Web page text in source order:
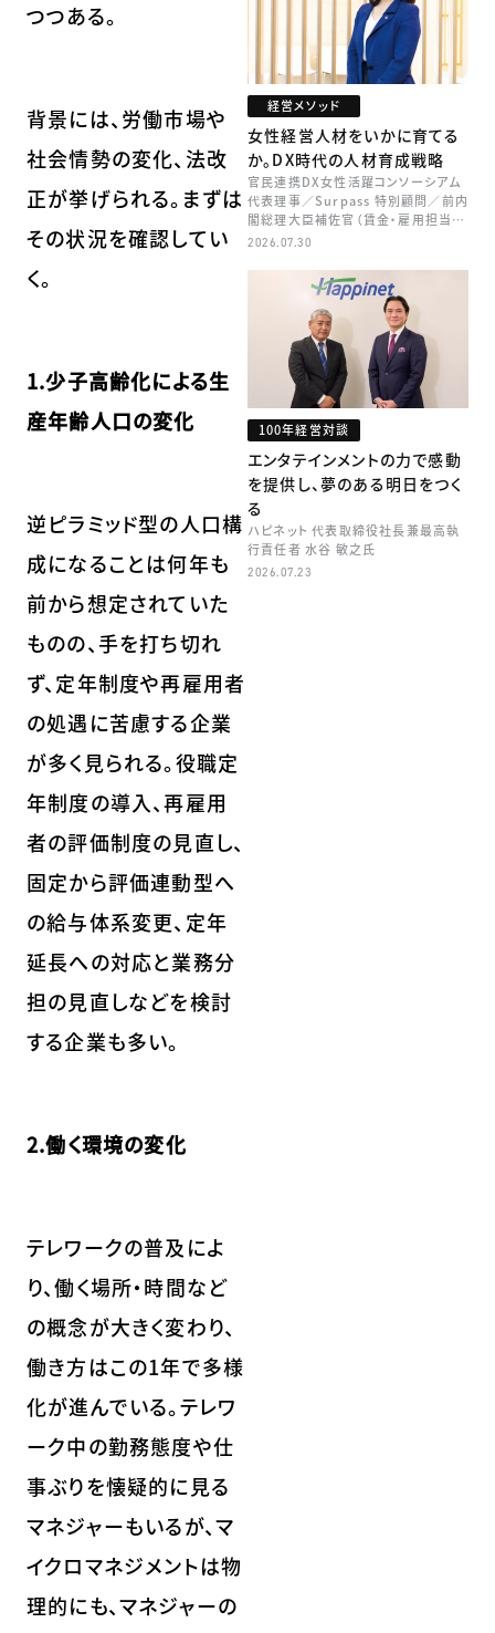
つつある。
背景には、労働市場や
社会情勢の変化、法改
正が挙げられる。まずは
その状況を確認してい
く。
1.少子高齢化による生
産年齢人口の変化
逆ピラミッド型の人口構
成になることは何年も
前から想定されていた
ものの、手を打ち切れ
ず、定年制度や再雇用者
の処遇に苦慮する企業
が多く見られる。役職定
年制度の導入、再雇用
者の評価制度の見直し、
固定から評価連動型へ
の給与体系変更、定年
延長への対応と業務分
担の見直しなどを検討
する企業も多い。
2.働く環境の変化
テレワークの普及によ
り、働く場所・時間など
の概念が大きく変わり、
働き方はこの1年で多様
化が進んでいる。テレワ
ーク中の勤務態度や仕
事ぶりを懐疑的に見る
マネジャーもいるが、マ
イクロマネジメントは物
理的にも、マネジャーの
経営メソッド
女性経営人材をいかに育てる
か。DX時代の人材育成戦略
官民連携DX女性活躍コンソーシアム
代表理事／Surpass 特別顧問／前内
閣総理大臣補佐官（賃金・雇用担当）
矢田 稚子
2026.07.30
100年経営対談
エンタテインメントの力で感動
を提供し、夢のある明日をつく
る
ハピネット 代表取締役社長兼最高執
行責任者 水谷 敏之氏
2026.07.23